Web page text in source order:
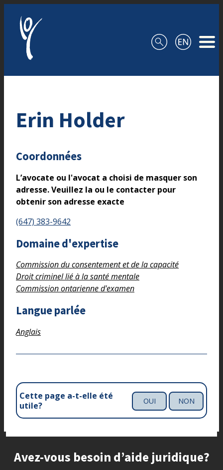
Erin Holder
Coordonnées
L’avocate ou l'avocat a choisi de masquer son
adresse. Veuillez la ou le contacter pour
obtenir son adresse exacte
(647) 383-9642
Domaine d'expertise
Commission du consentement et de la capacité
Droit criminel lié à la santé mentale
Commission ontarienne d'examen
Langue parlée
Anglais
Cette page a-t-elle été
utile?
OUI NON
Site footer
Avez-vous besoin d’aide juridique?